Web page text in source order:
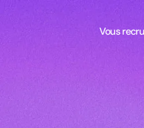
Vous
Vous recrutez ?